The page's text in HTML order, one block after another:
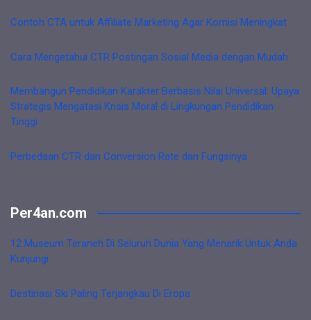
Contoh CTA untuk Affiliate Marketing Agar Komisi Meningkat
Cara Mengetahui CTR Postingan Sosial Media dengan Mudah
Membangun Pendidikan Karakter Berbasis Nilai Universal: Upaya
Strategis Mengatasi Krisis Moral di Lingkungan Pendidikan
Tinggi
Perbedaan CTR dan Conversion Rate dan Fungsinya
Per4an.com
12 Museum Teraneh Di Seluruh Dunia Yang Menarik Untuk Anda
Kunjungi
Destinasi Ski Paling Terjangkau Di Eropa